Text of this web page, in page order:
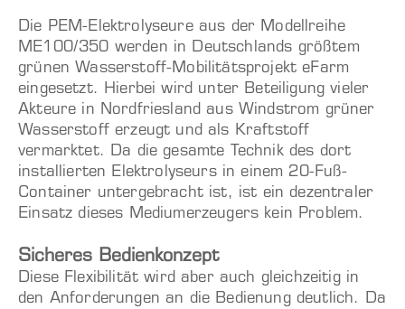
Die PEM-Elektrolyseure aus der Modellreihe
ME100/350 werden in Deutschlands größtem
grünen Wasserstoff-Mobilitätsprojekt eFarm
eingesetzt. Hierbei wird unter Beteiligung vieler
Akteure in Nordfriesland aus Windstrom grüner
Wasserstoff erzeugt und als Kraftstoff
vermarktet. Da die gesamte Technik des dort
installierten Elektrolyseurs in einem 20-Fuß-
Container untergebracht ist, ist ein dezentraler
Einsatz dieses Mediumerzeugers kein Problem.
Sicheres Bedienkonzept
Diese Flexibilität wird aber auch gleichzeitig in
den Anforderungen an die Bedienung deutlich. Da